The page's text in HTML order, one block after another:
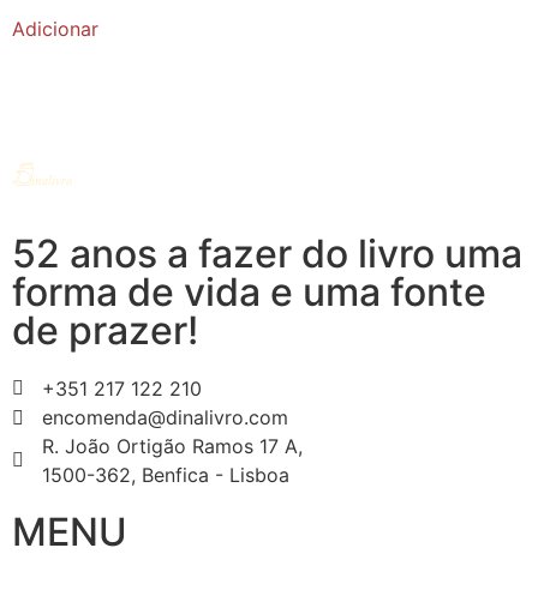
Adicionar
52 anos a fazer do livro uma
forma de vida e uma fonte
de prazer!
+351 217 122 210
encomenda@dinalivro.com
R. João Ortigão Ramos 17 A,
1500-362, Benfica - Lisboa
MENU